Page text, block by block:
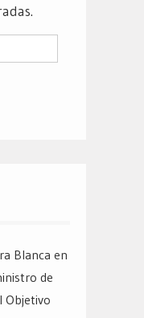
Blanca en
de
Objetivo